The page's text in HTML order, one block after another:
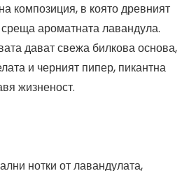
композиция, в която древният
ароматната лавандула.
дават свежа билкова основа,
и черният пипер, пикантна
жизненост.
нотки от лавандулата,